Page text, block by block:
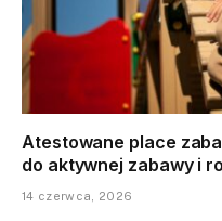
Atestowane place
do aktywnej zabawy i
14 czerwca, 2026